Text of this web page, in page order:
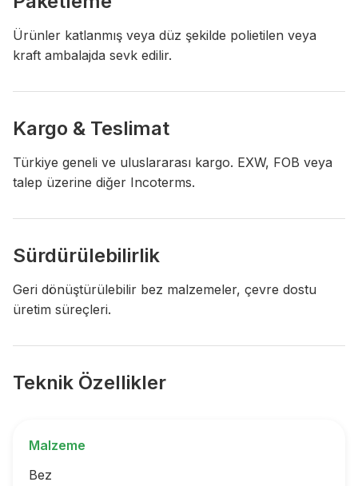
Ürünler katlanmış veya düz şekilde polietilen veya
kraft ambalajda sevk edilir.
Kargo & Teslimat
Türkiye geneli ve uluslararası kargo. EXW, FOB veya
talep üzerine diğer Incoterms.
Sürdürülebilirlik
Geri dönüştürülebilir bez malzemeler, çevre dostu
üretim süreçleri.
Teknik Özellikler
Malzeme
Bez